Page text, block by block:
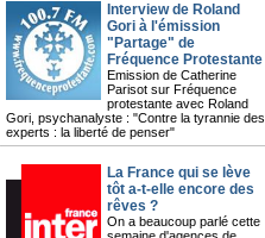
Interview de Roland
Gori à l'émission
"Partage" de
Fréquence Protestante
Emission de Catherine
Parisot sur Fréquence
protestante avec Roland
Gori, psychanalyste : "Contre la tyrannie des
experts : la liberté de penser"
La France qui se lève
tôt a-t-elle encore des
rêves ?
On a beaucoup parlé cette